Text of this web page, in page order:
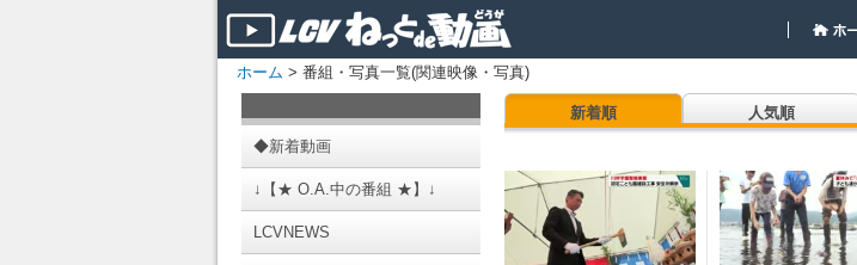
ホーム > 番組・写真一覧(関連映像・写真)
◆新着動画
↓【★ O.A.中の番組 ★】↓
LCVNEWS
新着順 人気順